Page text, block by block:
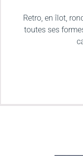
Retro, en îlot,
toutes ses